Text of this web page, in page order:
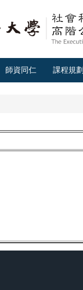
師資同仁 課程規劃